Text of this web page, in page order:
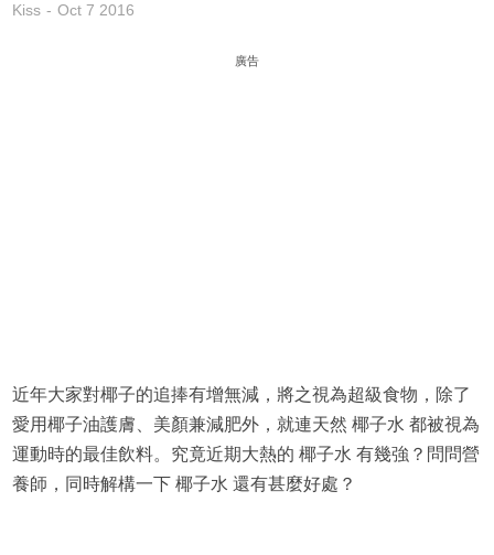
Kiss Oct 7 2016
廣告
近年大家對椰子的追捧有增無減，將之視為超級食物，除了
愛用椰子油護膚、美顏兼減肥外，就連天然 椰子水 都被視為
運動時的最佳飲料。究竟近期大熱的 椰子水 有幾強？問問營
養師，同時解構一下 椰子水 還有甚麼好處？